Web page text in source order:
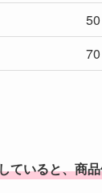
ていると、商